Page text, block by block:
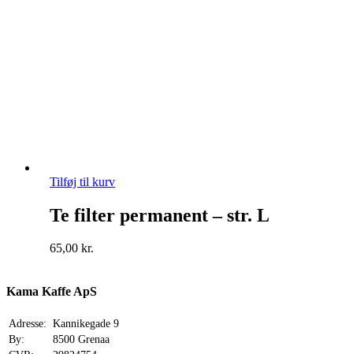
Tilføj til kurv
Te filter permanent – str. L
65,00 kr.
Kama Kaffe ApS
Adresse: Kannikegade 9
By:
8500 Grenaa